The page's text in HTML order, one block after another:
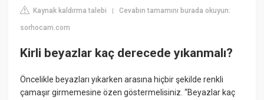
Kaynak kaldırma talebi |Cevabın tamamını burada okuyun:
sorhocam.com
Kirli beyazlar kaç derecede yıkanmalı?
Öncelikle beyazları yıkarken arasına hiçbir şekilde renkli
çamaşır girmemesine özen göstermelisiniz. “Beyazlar kaç